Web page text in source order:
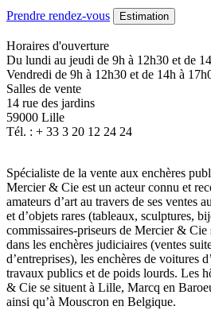
Prendre rendez-vous Estimation
Horaires d'ouverture
Du lundi au jeudi de 9h à 12h30 et de
Vendredi de 9h à 12h30 et de 14h à
Salles de vente
14 rue des jardins
59000 Lille
Tél. : + 33 3 20 12 24 24
Spécialiste de la vente aux enchères
Mercier & Cie est un acteur connu et
amateurs d’art au travers de ses ventes
et d’objets rares (tableaux, sculptures,
commissaires-priseurs de Mercier & Cie
dans les enchères judiciaires (ventes
d’entreprises), les enchères de voitures
travaux publics et de poids lourds. Les
& Cie se situent à Lille, Marcq en
ainsi qu’à Mouscron en Belgique.